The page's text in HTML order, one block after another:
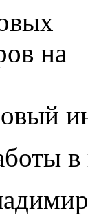
в